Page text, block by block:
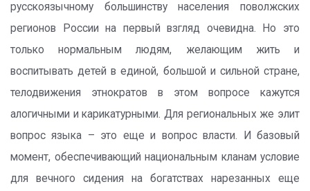
русскоязычному большинству населения поволжских
регионов России на первый взгляд очевидна. Но это
только нормальным людям, желающим жить и
воспитывать детей в единой, большой и сильной стране,
телодвижения этнократов в этом вопросе кажутся
алогичными и карикатурными. Для региональных же элит
вопрос языка – это еще и вопрос власти. И базовый
момент, обеспечивающий национальным кланам условие
для вечного сидения на богатствах нарезанных еще